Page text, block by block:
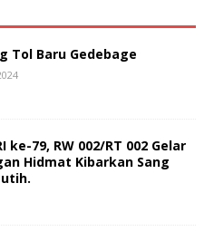
Tol Baru Gedebage
ke-79, RW 002/RT 002 Gelar
Hidmat Kibarkan Sang